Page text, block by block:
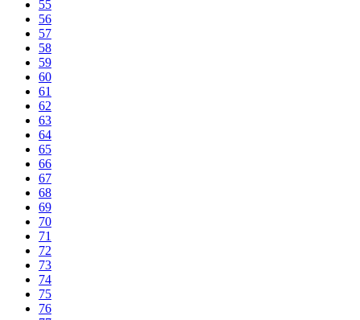
55
56
57
58
59
60
61
62
63
64
65
66
67
68
69
70
71
72
73
74
75
76